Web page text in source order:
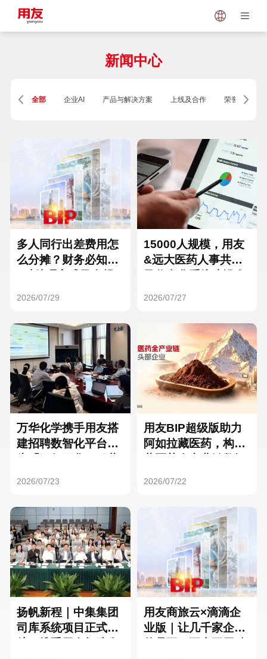
Vietnam
Singapore Malaysia
Thailand
Turkey
Hungary Mexico
Hong Kong Macau
新闻中心
全部 企业AI 产品与解决方案 上线及合作 荣誉及资质
多人同行出差费用怎
么分摊？财务必知的
2026/07/29
15000人规模，用友
&远大医药人事共享
2026/07/27
万华化学携手用友搭
建招聘数智化平台，
2026/07/23
用友BIP超级版助力
阿如拉藏医药，构建
2026/07/22
扬帆新程｜中集集团
司库系统项目正式启
用友商旅云×滴滴企
业版｜让几千家企业